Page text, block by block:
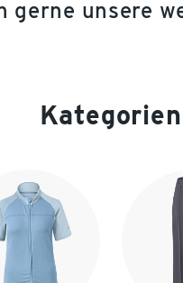
gerne unsere
Kategorien